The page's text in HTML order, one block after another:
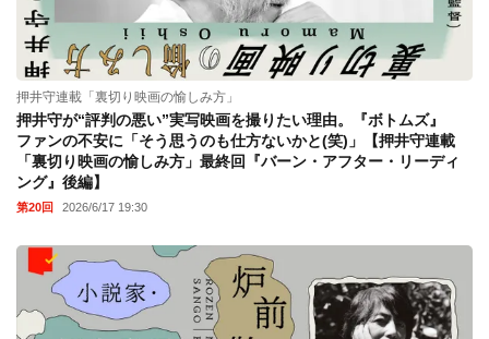
押井守連載「裏切り映画の愉しみ方」
押井守が“評判の悪い”実写映画を撮りたい理由。『ボトムズ』
ファンの不安に「そう思うのも仕方ないかと(笑)」【押井守連載
「裏切り映画の愉しみ方」最終回『バーン・アフター・リーディ
ング』後編】
第20回 2026/6/17 19:30